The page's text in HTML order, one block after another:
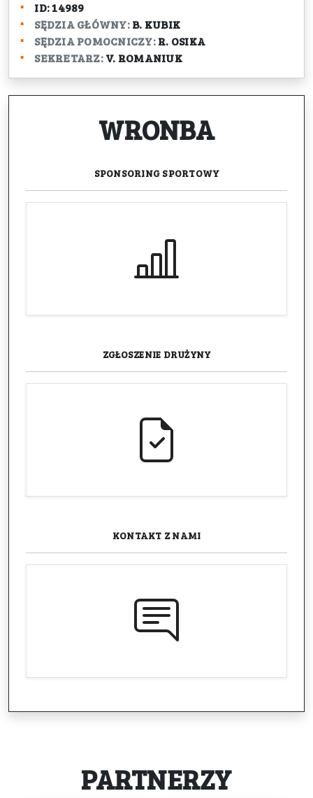
ID:14989
SĘDZIA GŁÓWNY: B. KUBIK
SĘDZIA POMOCNICZY: R. OSIKA
SEKRETARZ: V. ROMANIUK
WRONBA
SPONSORING SPORTOWY
ZGŁOSZENIE DRUŻYNY
KONTAKT Z NAMI
PARTNERZY